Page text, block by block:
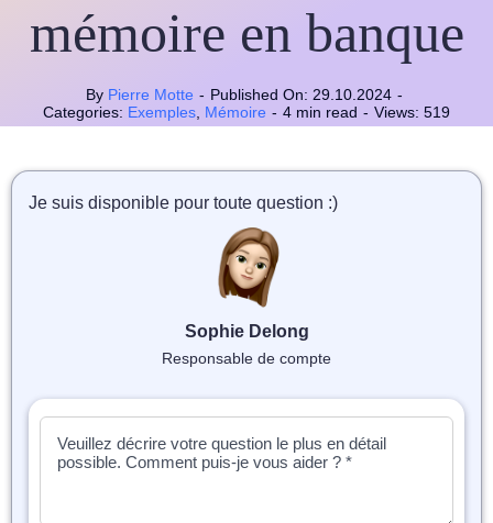
📝
📝
mémoire en banque
By Pierre Motte - Published On: 29.10.2024 -
Categories: Exemples Mémoire - 4 min read - Views: 519
Je suis disponible pour toute question :)
Sophie Delong
Responsable de compte